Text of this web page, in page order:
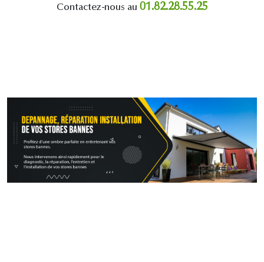
Contactez-nous au 01.82.28.55.25